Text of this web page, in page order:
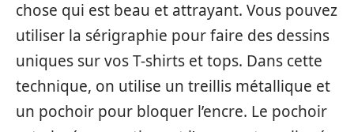
chose qui est beau et attrayant. Vous pouvez
utiliser la sérigraphie pour faire des dessins
uniques sur vos T-shirts et tops. Dans cette
technique, on utilise un treillis métallique et
un pochoir pour bloquer l’encre. Le pochoir